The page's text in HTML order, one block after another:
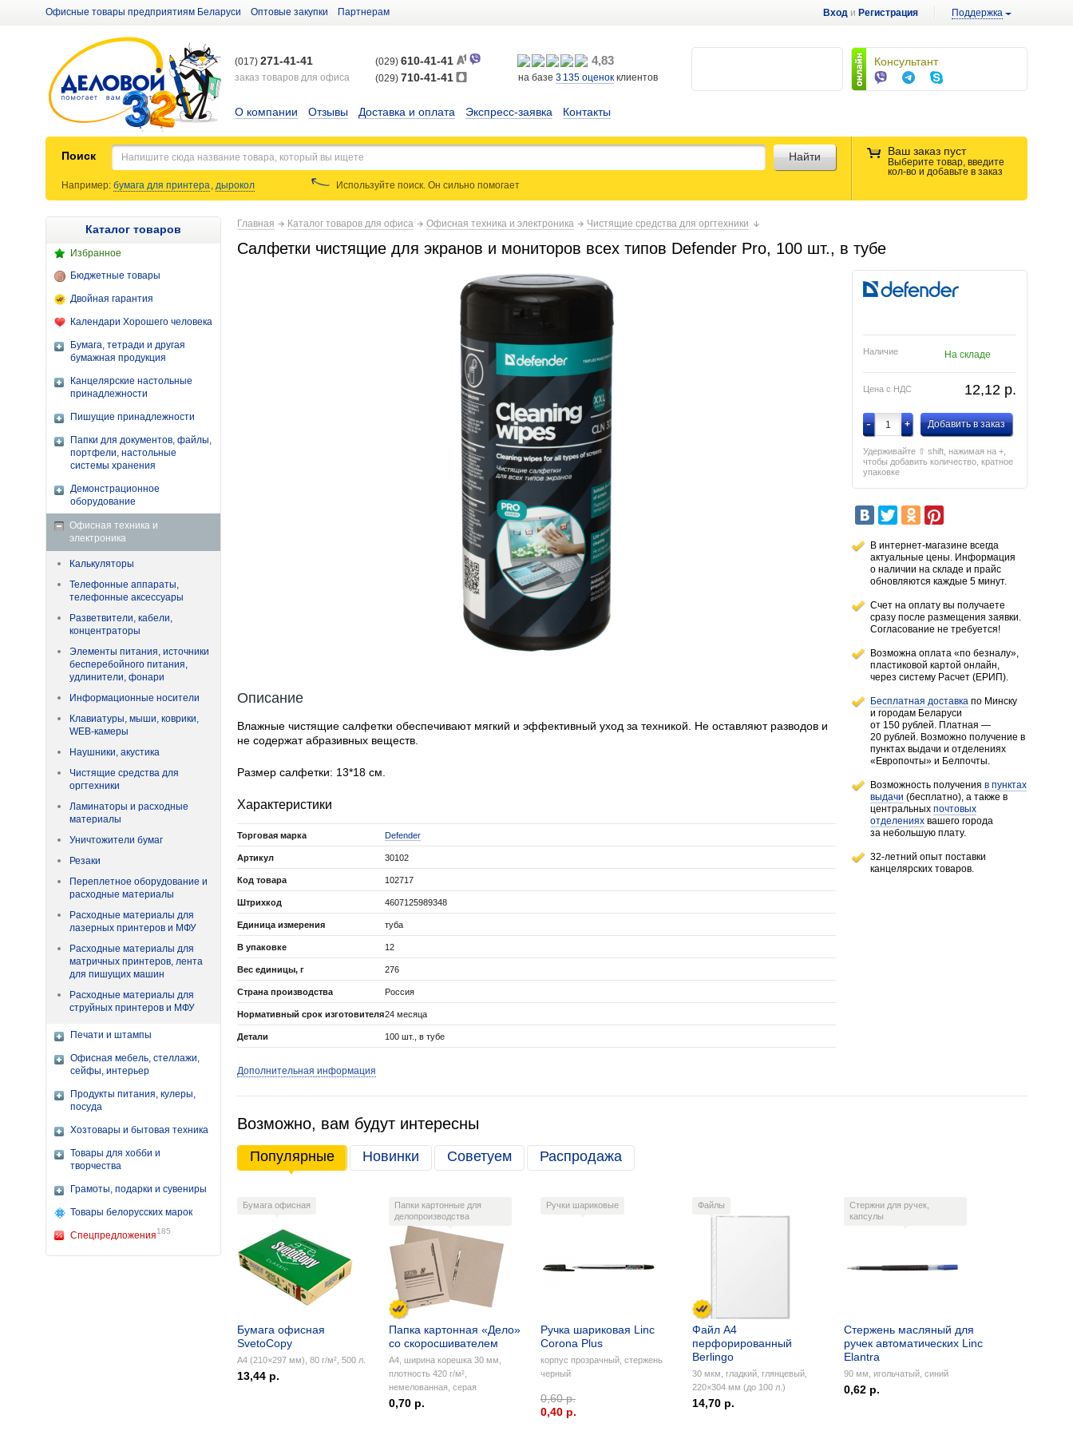
Вход и Регистрация Поддержка
Офисные товары предприятиям Беларуси Оптовые закупки Партнерам
Консультант
(017) 271-41-41
заказ товаров для офиса
(029) 610-41-41
(029) 710-41-41
4,83
на базе 3 135 оценок клиентов
О компании Отзывы Доставка и оплата Экспресс-заявка Контакты
Поиск Ваш заказ пуст
Выберите товар, введите
кол-во и добавьте в заказ
Найти
Например: бумага для принтера, дырокол Используйте поиск. Он сильнопомогает
Каталог товаров
Избранное
Бюджетные товары
Двойная гарантия
Календари Хорошего человека
Бумага, тетради и другая
бумажная продукция
Канцелярские настольные
принадлежности
Пишущие принадлежности
Папки для документов, файлы,
портфели, настольные
системы хранения
Демонстрационное
оборудование
Офисная техника и
электроника
Калькуляторы
Телефонные аппараты,
телефонные аксессуары
Разветвители, кабели,
концентраторы
Элементы питания, источники
бесперебойного питания,
удлинители, фонари
Информационные носители
Клавиатуры, мыши, коврики,
WEB-камеры
Наушники, акустика
Чистящие средства для
оргтехники
Ламинаторы и расходные
материалы
Уничтожители бумаг
Резаки
Переплетное оборудование и
расходные материалы
Расходные материалы для
лазерных принтеров и МФУ
Расходные материалы для
матричных принтеров, лента
для пишущих машин
Расходные материалы для
струйных принтеров и МФУ
Печати и штампы
Офисная мебель, стеллажи,
сейфы, интерьер
Продукты питания, кулеры,
посуда
Хозтовары и бытовая техника
Товары для хобби и
творчества
Грамоты, подарки и сувениры
Товары белорусских марок
Спецпредложения185
Главная Каталог товаров для офиса Офисная техника и электроника Чистящие средства для оргтехники
Салфетки чистящие для экранов и мониторов всех типов Defender Pro, 100 шт., в тубе
Наличие На складе
Цена с НДС 12,12 p.
- + Добавить в заказ
Удерживайте ⇧ shift, нажимая на +,
чтобы добавить количество, кратное
упаковке
В интернет-магазине всегда
актуальные цены. Информация
о наличии на складе и прайс
обновляются каждые 5 минут.
Счет на оплату вы получаете
сразу после размещения заявки.
Согласование не требуется!
Возможна оплата «по безналу»,
пластиковой картой онлайн,
через систему Расчет (ЕРИП).
Бесплатная доставка по Минску
и городам Беларуси
от 150 рублей. Платная —
20 рублей. Возможно получение в
пунктах выдачи и отделениях
«Европочты» и Белпочты.
Возможность получения в пунктах
выдачи (бесплатно), а также в
центральных почтовых
отделениях вашего города
за небольшую плату.
32-летний опыт поставки
канцелярских товаров.
Описание
Влажные чистящие салфетки обеспечивают мягкий и эффективный уход за техникой. Не оставляют разводов и
не содержат абразивных веществ.
Размер салфетки: 13*18 см.
Характеристики
Торговая марка Defender
Артикул 30102
Код товара 102717
Штрихкод 4607125989348
Единица измерения туба
В упаковке 12
Вес единицы, г 276
Страна производства Россия
Нормативный срок изготовителя24 месяца
Детали 100 шт., в тубе
Дополнительная информация
Возможно, вам будут интересны
Популярные Новинки Советуем Распродажа
Бумага офисная
Бумага офисная
SvetoCopy
А4 (210×297 мм), 80 г/м², 500 л.
13,44 р.
Папки картонные для
делопроизводства
Папка картонная «Дело»
со скоросшивателем
А4, ширина корешка 30 мм,
плотность 420 г/м²,
немелованная, серaя
0,70 р.
Ручки шариковые
Ручка шариковая Linc
Corona Plus
корпус прозрачный, стержень
черный
0,60 р.
0,40 p.
Файлы
Файл А4
перфорированный
Berlingo
30 мкм, гладкий, глянцевый,
220×304 мм (до 100 л.)
14,70 р.
Стержни для ручек,
капсулы
Стержень масляный для
ручек автоматических Linc
Elantra
90 мм, игольчатый, синий
0,62 р.